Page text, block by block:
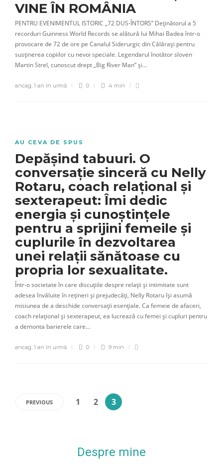
VINE ÎN ROMÂNIA
PENTRU EVENIMENTUL ISTORIC „72 DUS-ÎNTORS” Deținătorul a 5
recorduri Guinness World Records se alătură lui Mihai Badea într-o
provocare de 72 de ore pe Canalul Siderurgic din Călărași pentru
susținerea copiilor cu nevoi speciale. Legendarul înotător sloven
Martin Strel, cunoscut drept „Big River Man” și…
ancag, 1 an în urmă 0 4 min
AU CEVA DE SPUS
Depășind tabuuri. O
conversație sinceră cu Nelly
Rotaru, coach relațional și
sexterapeut: Îmi dedic
energia și cunoștințele
pentru a sprijini femeile și
cuplurile în dezvoltarea
unei relații sănătoase cu
propria lor sexualitate.
Într-o societate în care discuțiile despre relații și intimitate sunt
adesea învăluite în rețineri și prejudecăți, Nelly Rotaru își asumă
misiunea de a deschide conversații esențiale. Ca femeie de afaceri,
coach relațional și sexterapeut, ea lucrează cu femei și cupluri pentru
a demonta barierele care…
ancag, 1 an în urmă 0 9 min
PREVIOUS 1 2 3
Despre mine